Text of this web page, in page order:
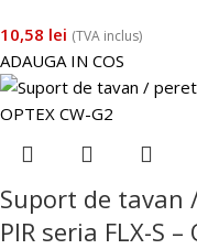
10,58 lei (TVA inclus)
ADAUGA IN COS
Suport de tavan
PIR seria FLX-S –